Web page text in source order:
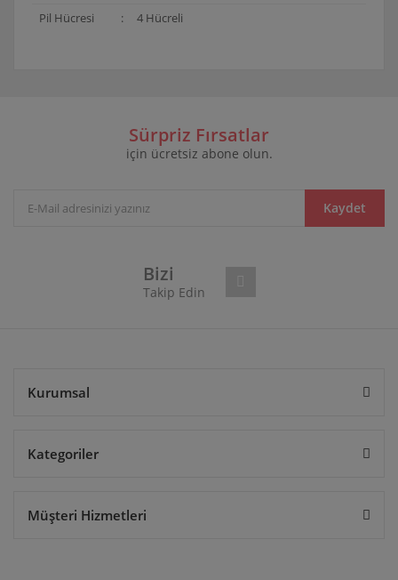
Pil Hücresi
: 4 Hücreli
Yorum Yaz
Ürün resmi kalitesiz, bozuk veya görüntülenemiyor.
Ürün bilgilerinde hatalar bulunuyor.
Sürpriz Fırsatlar
için ücretsiz abone olun.
Kaydet
Bizi
Takip Edin
Kurumsal
Kategoriler
Müşteri Hizmetleri